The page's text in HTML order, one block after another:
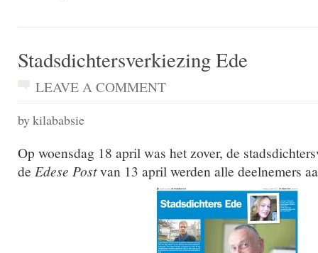
Stadsdichtersverkiezing Ede
LEAVE A COMMENT
by kilababsie
Op woensdag 18 april was het zover, de
de Edese Postvan 13 april werden alle deelnemers